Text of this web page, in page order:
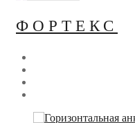
ФОРТЕКС